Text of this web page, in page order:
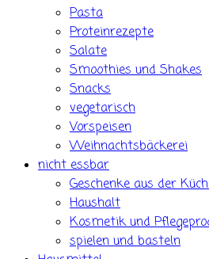
Pasta
Proteinrezepte
Salate
Smoothies und Shakes
Snacks
vegetarisch
Vorspeisen
Weihnachtsbäckerei
nicht essbar
Geschenke aus der
Haushalt
Kosmetik und
spielen und basteln